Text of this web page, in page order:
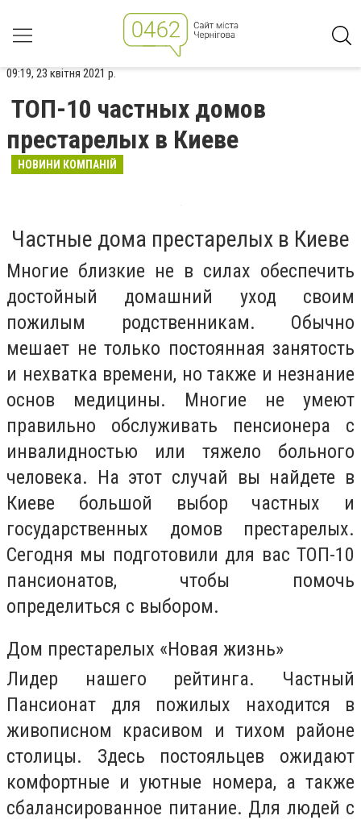
09:19, 23 квітня 2021 р.
ТОП-10 частных домов
престарелых в Киеве
НОВИНИ КОМПАНІЙ
Частные дома престарелых в Киеве
Многие близкие не в силах обеспечить
достойный домашний уход своим
пожилым родственникам. Обычно
мешает не только постоянная занятость
и нехватка времени, но также и незнание
основ медицины. Многие не умеют
правильно обслуживать пенсионера с
инвалидностью или тяжело больного
человека. На этот случай вы найдете в
Киеве большой выбор частных и
государственных домов престарелых.
Сегодня мы подготовили для вас ТОП-10
пансионатов, чтобы помочь
определиться с выбором.
Дом престарелых «Новая жизнь»
Лидер нашего рейтинга. Частный
Пансионат для пожилых находится в
живописном красивом и тихом районе
столицы. Здесь постояльцев ожидают
комфортные и уютные номера, а также
сбалансированное питание. Для людей с